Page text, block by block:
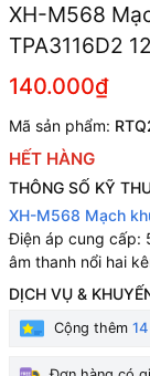
XH-M568
TPA3116D2
140.000₫
Mã sản phẩm:
HẾT HÀNG
THÔNG SỐ KỸ
XH-M568 Mạch
Điện áp cung cấp:
âm thanh nổi hai
DỊCH VỤ &
Cộng thêm 14